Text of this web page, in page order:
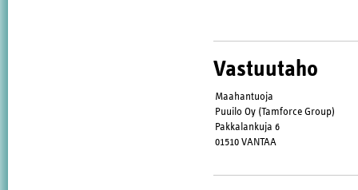
Vastuutaho
Maahantuoja
Puuilo Oy (Tamforce Group)
Pakkalankuja 6
01510 VANTAA